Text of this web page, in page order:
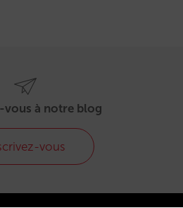
vous à notre blog
vous